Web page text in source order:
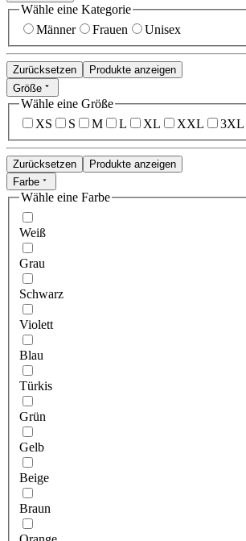
Wähle eine Kategorie
Männer
Frauen Unisex
Zurücksetzen
Produkte anzeigen
Größe
Wähle eine Größe
XS
S M L XL XXL 3XL
Zurücksetzen
Produkte anzeigen
Farbe
Wähle eine Farbe
Weiß
Grau
Schwarz
Violett
Blau
Türkis
Grün
Gelb
Beige
Braun